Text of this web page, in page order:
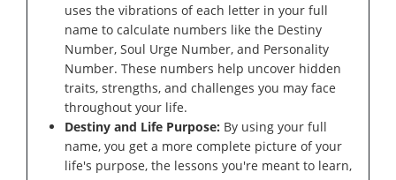
uses the vibrations of each letter in your full
name to calculate numbers like the Destiny
Number, Soul Urge Number, and Personality
Number. These numbers help uncover hidden
traits, strengths, and challenges you may face
throughout your life.
Destiny and Life Purpose: By using your full
name, you get a more complete picture of your
life's purpose, the lessons you're meant to learn,